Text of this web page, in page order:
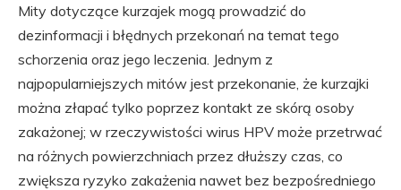
Mity dotyczące kurzajek mogą prowadzić do
dezinformacji i błędnych przekonań na temat tego
schorzenia oraz jego leczenia. Jednym z
najpopularniejszych mitów jest przekonanie, że kurzajki
można złapać tylko poprzez kontakt ze skórą osoby
zakażonej; w rzeczywistości wirus HPV może przetrwać
na różnych powierzchniach przez dłuższy czas, co
zwiększa ryzyko zakażenia nawet bez bezpośredniego